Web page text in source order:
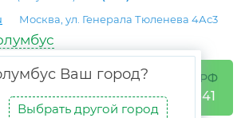
Москва, ул. Генерала Тюленева 4Ас3
Ваш город?
Выбрать другой город
БЕСПЛАТНО ПО РФ
8 (800) 302-05-41